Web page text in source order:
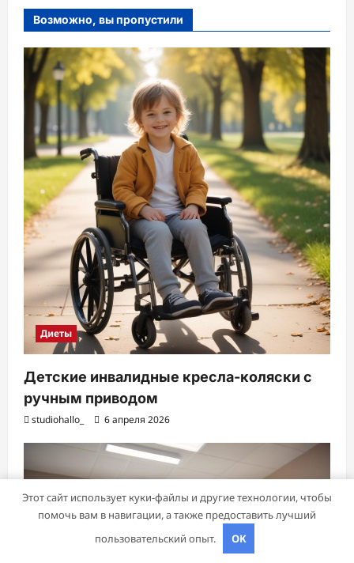
Возможно, вы пропустили
Диеты
Детские инвалидные кресла-коляски с
ручным приводом
studiohallo_ 6 апреля 2026
Этот сайт использует куки-файлы и другие технологии, чтобы
помочь вам в навигации, а также предоставить лучший
пользовательский опыт.
OK